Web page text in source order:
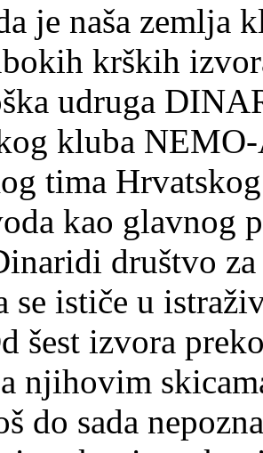
je naša zemlja
krških
udruga
kluba
tima
kao glavnog
društvo
se ističe u
šest izvora
njihovim
do sada